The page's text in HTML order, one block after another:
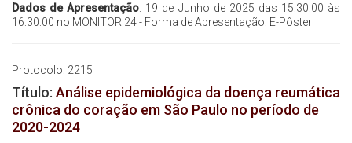
Dados de Apresentação: 19 de Junho de 2025 das 15:30:00 às
16:30:00 no MONITOR 24 - Forma de Apresentação: E-Pôster
Protocolo: 2215
Título: Análise epidemiológica da doença reumática
crônica do coração em São Paulo no período de
2020-2024